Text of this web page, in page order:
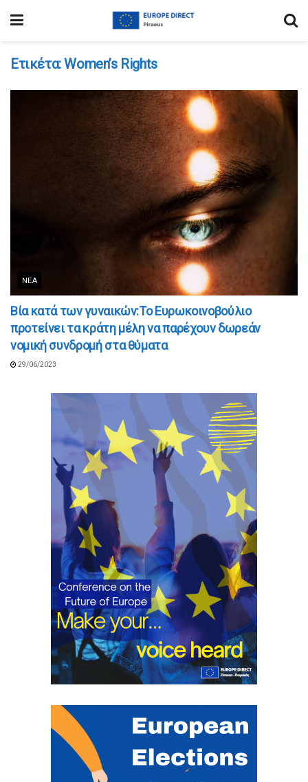
Ετικέτα:Women’s Rights
ΝΈΑ
Βία κατά των γυναικών:Το Ευρωκοινοβούλιο
προτείνει τα κράτη μέλη να παρέχουν δωρεάν
νομική συνδρομή στα θύματα
29/06/2023